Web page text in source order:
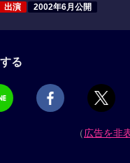
出演 2002年6月公開
る
（広告を非